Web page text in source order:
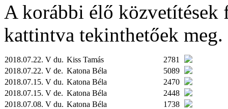
A korábbi élő közvetítések
kattintva tekinthetőek meg.
2018.07.22. V du. Kiss Tamás
2781
2018.07.22. V de. Katona Béla
5089
2018.07.15. V du. Katona Béla
2470
2018.07.15. V de. Katona Béla
2448
2018.07.08. V du. Katona Béla
1738